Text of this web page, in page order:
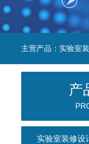
产
实验室装修设